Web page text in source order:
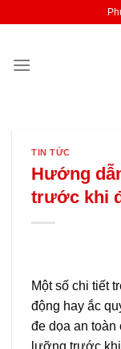
TIN TỨC
Hướng
trước khi
Một số chi tiết
động hay ắc
đe dọa an toàn
lưỡng trước